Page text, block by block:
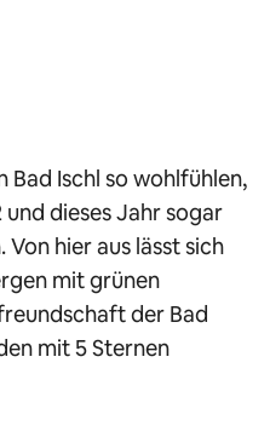
Bad Ischl so wohlfühlen,
dieses Jahr sogar
hier aus lässt sich
mit grünen
der Bad
mit 5 Sternen